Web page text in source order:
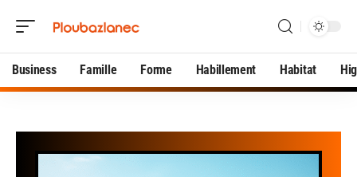
Business Famille Forme Habillement Habitat